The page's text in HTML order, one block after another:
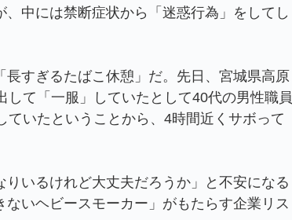
中には禁断症状から「迷惑行為」をしてし
すぎるたばこ休憩」だ。先日、宮城県高原
て「一服」していたとして40代の男性職員
いたということから、4時間近くサボって
いるけれど大丈夫だろうか」と不安になる
いヘビースモーカー」がもたらす企業リス